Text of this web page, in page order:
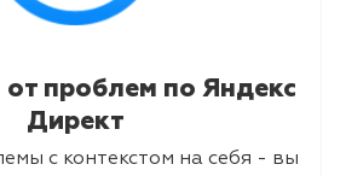
от проблем по Яндекс
Директ
с контекстом на себя - вы